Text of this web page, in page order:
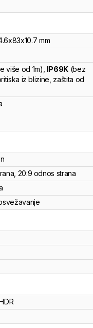
x83x10.7 mm
više od 1m) IP69K (bez
iz blizine, zaštita od
, 20:9 odnos strana